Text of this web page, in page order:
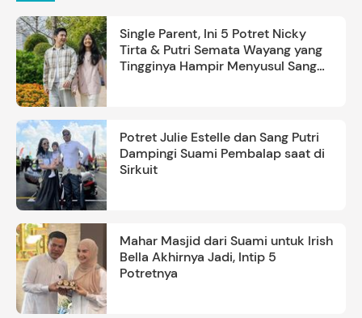
Single Parent, Ini 5 Potret Nicky
Tirta & Putri Semata Wayang yang
Tingginya Hampir Menyusul Sang
Potret Julie Estelle dan Sang Putri
Dampingi Suami Pembalap saat di
Sirkuit
Mahar Masjid dari Suami untuk Irish
Bella Akhirnya Jadi, Intip 5
Potretnya